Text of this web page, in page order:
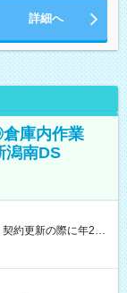
詳細へ
庫内作業
潟南DS
約更新の際に年2回
夜割増賃金 (22:00～